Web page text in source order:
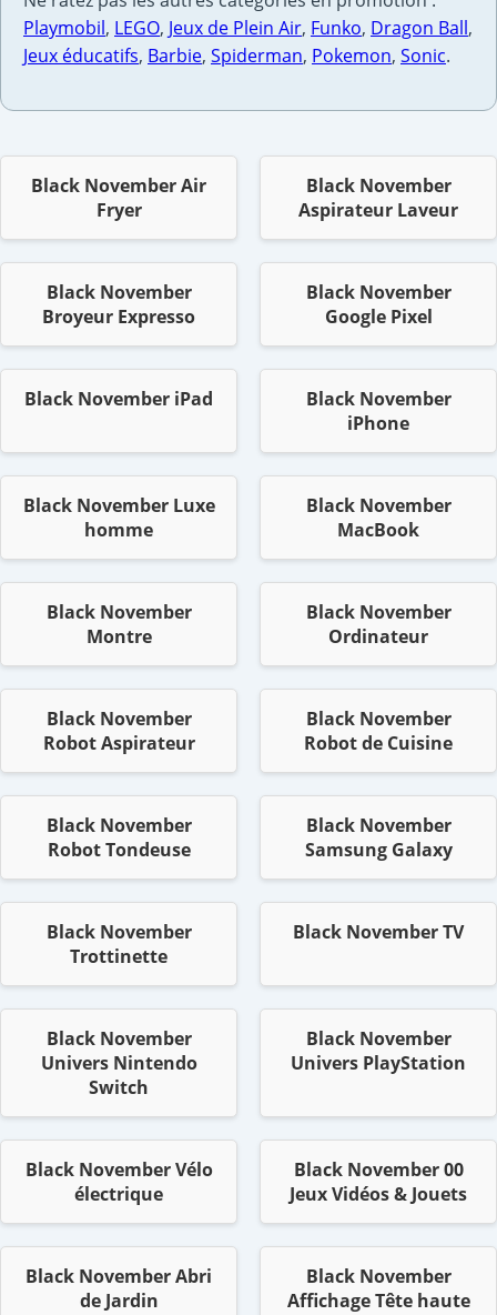
Playmobil, LEGO, Jeux de Plein Air, Funko, Dragon Ball,
Jeux éducatifs, Barbie, Spiderman, Pokemon, Sonic.
Black November Air
Fryer
Black November
Aspirateur Laveur
Black November
Broyeur Expresso
Black November
Google Pixel
Black November iPad
Black November
iPhone
Black November Luxe
homme
Black November
MacBook
Black November
Montre
Black November
Ordinateur
Black November
Robot Aspirateur
Black November
Robot de Cuisine
Black November
Robot Tondeuse
Black November
Samsung Galaxy
Black November
Trottinette
Black November TV
Black November
Univers Nintendo
Switch
Black November
Univers PlayStation
Black November Vélo
électrique
Black November 00
Jeux Vidéos & Jouets
Black November Abri
de Jardin
Black November
Affichage Tête haute